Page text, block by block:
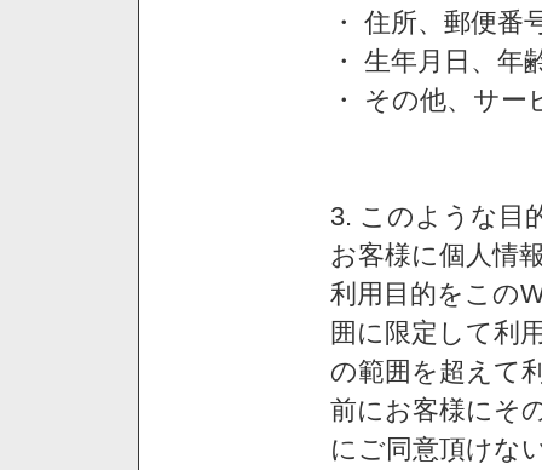
・ 住所、郵便番
・ 生年月日、年
・ その他、サ
3. このような目
お客様に個人情
利用目的をこの
囲に限定して利
の範囲を超えて
前にお客様にそ
にご同意頂けな